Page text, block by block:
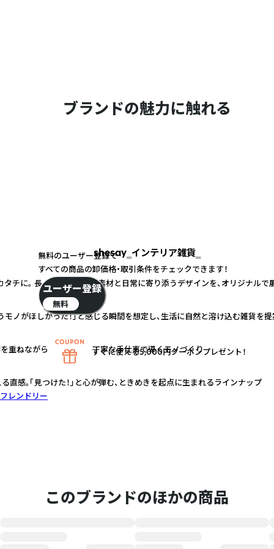
ブランドの魅力に触れる
shesay‗インテリア雑貨‗
チに。 長く使える上質な素材と日常に寄り添うデザインを、オリジナルで
モノがほしかった！」と感じる瞬間を想定し、生活に自然と溶け込む雑貨を
重ねながら、職人による丁寧な手仕事で導くモノづくり
直感。「見つけた！」と心が弾む、ときめきを起点に生まれるラインナップ
レンドリー
このブランドのほかの商品
無料のユーザー登録で
すべての商品の卸価格・取引条件をチェックできます！
ユーザー登録
無料
すぐに使える5,000円クーポンプレゼント！